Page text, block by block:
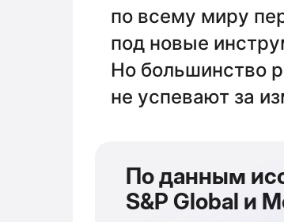
По данным
S&P Global и
по всему миру
под новые
Но большинство
не успевают за